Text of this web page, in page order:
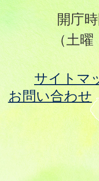
開庁
（土曜
サイトマ
お問い合わせ